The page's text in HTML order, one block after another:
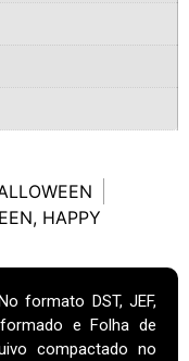
, HAPPY
No formato DST, JEF,
e Folha de
compactado no